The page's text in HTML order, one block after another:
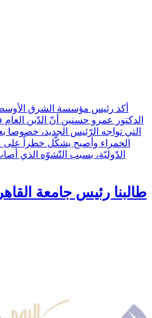
أكد رئيس مؤسسة الشرق
الدكتور عمرو حسنين أنّ الدّين
التي تواجه الرّئيس الجديد،
الحمراء وأصبح يشكّل خطراً
الدّوليّة، بسبب التّشوّه الذي
طالبنا رئيس جامعة